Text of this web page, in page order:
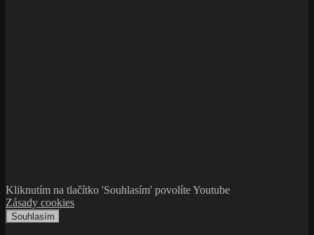
Kliknutím na tlačítko 'Souhlasím' povolíte Youtube
Zásady cookies
Souhlasím